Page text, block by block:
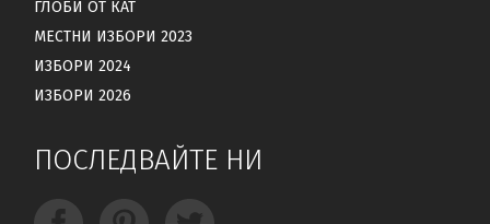
ГЛОБИ ОТ КАТ
МЕСТНИ ИЗБОРИ 2023
ИЗБОРИ 2024
ИЗБОРИ 2026
ПОСЛЕДВАЙТЕ НИ